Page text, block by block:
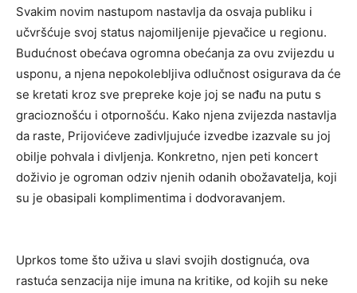
Svakim novim nastupom nastavlja da osvaja publiku i
učvršćuje svoj status najomiljenije pjevačice u regionu.
Budućnost obećava ogromna obećanja za ovu zvijezdu u
usponu, a njena nepokolebljiva odlučnost osigurava da će
se kretati kroz sve prepreke koje joj se nađu na putu s
gracioznošću i otpornošću. Kako njena zvijezda nastavlja
da raste, Prijovićeve zadivljujuće izvedbe izazvale su joj
obilje pohvala i divljenja. Konkretno, njen peti koncert
doživio je ogroman odziv njenih odanih obožavatelja, koji
su je obasipali komplimentima i dodvoravanjem.
Uprkos tome što uživa u slavi svojih dostignuća, ova
rastuća senzacija nije imuna na kritike, od kojih su neke